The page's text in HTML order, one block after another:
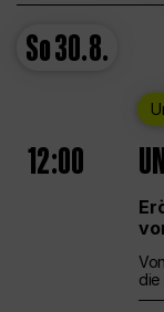
So30.8.
12:00
die